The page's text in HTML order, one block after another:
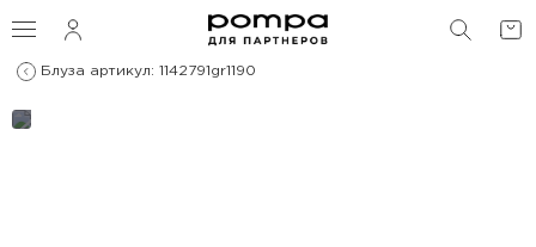
Блуза артикул: 1142791gr1190